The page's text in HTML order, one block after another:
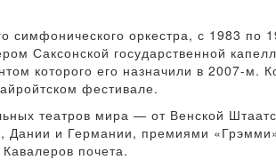
оркестра, с 1983 по
Саксонской государственной
которого его назначили в 2007-м.
фестивале.
театров мира — от Венской
Дании и Германии, премиями
почета.